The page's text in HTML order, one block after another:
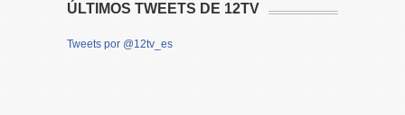
ÚLTIMOS TWEETS DE 12TV
Tweets por @12tv_es